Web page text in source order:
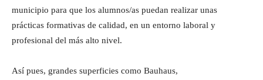
municipio para que los alumnos/as puedan realizar unas
prácticas formativas de calidad, en un entorno laboral y
profesional del más alto nivel.
Así pues, grandes superficies como Bauhaus,